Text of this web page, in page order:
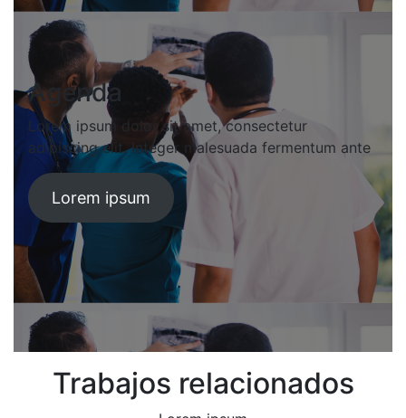
Agenda
Lorem ipsum dolor sit amet, consectetur
adipiscing elit. Integer malesuada fermentum ante
Lorem ipsum
Trabajos relacionados